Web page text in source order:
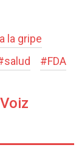
la gripe
salud #FDA